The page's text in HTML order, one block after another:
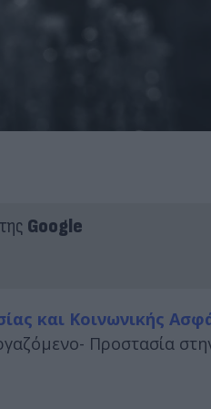
Google
και Κοινωνικής
Προστασία